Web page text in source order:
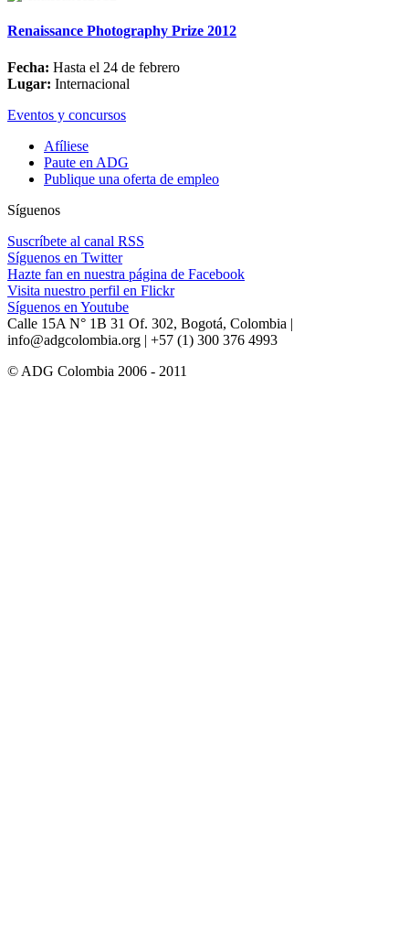
Renaissance Photography Prize 2012
Fecha: Hasta el 24 de febrero
Lugar: Internacional
Eventos y concursos
Afíliese
Paute en ADG
Publique una oferta de empleo
Síguenos
Suscríbete al canal RSS
Síguenos en Twitter
Hazte fan en nuestra página de Facebook
Visita nuestro perfil en Flickr
Síguenos en Youtube
Calle 15A N° 1B 31 Of. 302, Bogotá, Colombia |
info@adgcolombia.org | +57 (1) 300 376 4993
© ADG Colombia 2006 - 2011